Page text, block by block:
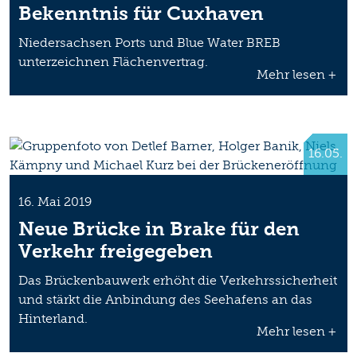
Bekenntnis für Cuxhaven
Niedersachsen Ports und Blue Water BREB
unterzeichnen Flächenvertrag.
Mehr lesen +
16.05.
16. Mai 2019
Neue Brücke in Brake für den
Verkehr freigegeben
Das Brückenbauwerk erhöht die Verkehrssicherheit
und stärkt die Anbindung des Seehafens an das
Hinterland.
Mehr lesen +